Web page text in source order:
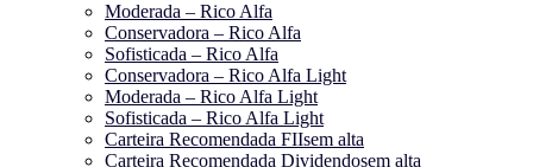
Moderada – Rico Alfa
Conservadora – Rico Alfa
Sofisticada – Rico Alfa
Conservadora – Rico Alfa Light
Moderada – Rico Alfa Light
Sofisticada – Rico Alfa Light
Carteira Recomendada FIIsem alta
Carteira Recomendada Dividendosem alta